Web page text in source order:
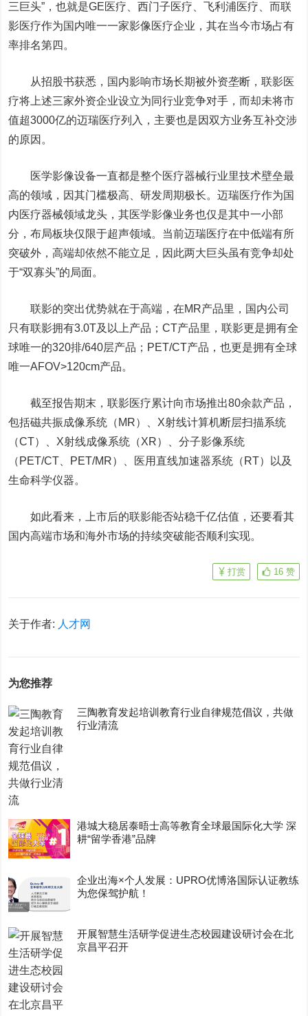
三巨头”，也就是GE医疗、西门子医疗、飞利浦医疗、而联
影医疗作为国内唯一一家影像医疗企业，其在当今市场占有
率排名第四。
从招股书获悉，国内影响市场长期被外资垄断，联影医
疗将上述三家外资企业设立为同行业竞争对手，而却未将市
值超3000亿的迈瑞医疗列入，主要也是因双方业务互补交涉
的原因。
医学影像设备一直都是整个医疗器械行业里技术壁垒最
高的领域，因其门槛极高、研发周期极长。迈瑞医疗作为国
内医疗器械领域龙头，其医学影像业务也仅是其中一小部
分，布局板块仅限于超声领域。当前迈瑞医疗在中低端有所
突破外，高端却依然不能立足，因此两大巨头虽有竞争却处
于“双寡头”的局面。
联影的突出优势就在于高端，在MR产品里，国内公司
只有联影拥有3.0T及以上产品；CT产品里，联影更是拥有全
球唯一的320排/640层产品；PET/CT产品，也更是拥有全球
唯一AFOV>120cm产品。
截至报告期末，联影医疗累计向市场推出80余款产品，
包括磁共振成像系统（MR）、X射线计算机断层扫描系统
（CT）、X射线成像系统（XR）、分子影像系统
（PET/CT、PET/MR）、医用直线加速器系统（RT）以及
生命科学仪器。
如此看来，上市后的联影能否站稳千亿估值，还要看其
国内高端市场和海外市场的持续突破能否顺利实现。
16 赞
打赏
关于作者: 人才网
为您推荐
三陶教育发起培训教育行业自律规范倡议，共做
行业清流
港城大稳居泰晤士高等教育全球最国际化大学 深
耕“留学香港”品牌
企业出海×个人发展：UPRO优博洛国际认证教练
为您保驾护航！
开展智慧生活研学促进生态校园建设研讨会在北
京昌平召开